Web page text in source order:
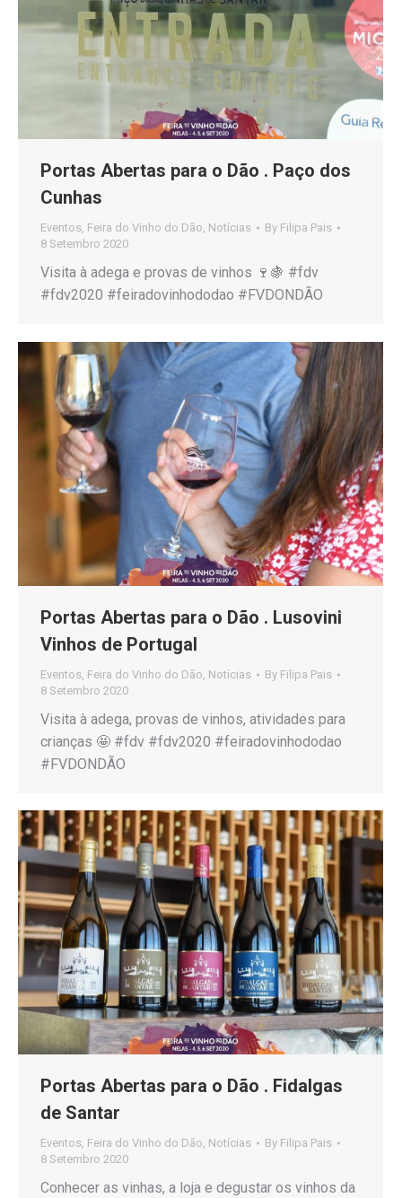
Portas Abertas para o Dão . Paço dos
Cunhas
Eventos Feira do Vinho do Dão Notícias By Filipa Pais
8 Setembro 2020
Visita à adega e provas de vinhos 🍷🍇 #fdv
#fdv2020 #feiradovinhododao #FVDONDÃO
Portas Abertas para o Dão . Lusovini
Vinhos de Portugal
Eventos Feira do Vinho do Dão Notícias By Filipa Pais
8 Setembro 2020
Visita à adega, provas de vinhos, atividades para
crianças 🤩 #fdv #fdv2020 #feiradovinhododao
#FVDONDÃO
Portas Abertas para o Dão . Fidalgas
de Santar
Eventos Feira do Vinho do Dão Notícias By Filipa Pais
8 Setembro 2020
Conhecer as vinhas, a loja e degustar os vinhos da